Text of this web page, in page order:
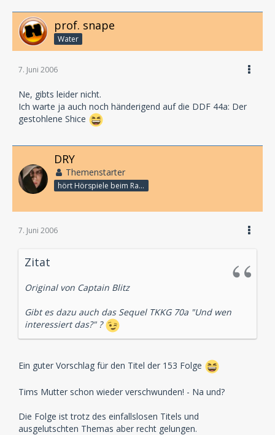
prof. snape
Water
7. Juni 2006
Ne, gibts leider nicht.
Ich warte ja auch noch händerigend auf die DDF 44a: Der
gestohlene Shice
DRY
Themenstarter
hört Hörspiele beim Rasenmähen
7. Juni 2006
Zitat
Original von Captain Blitz
Gibt es dazu auch das Sequel TKKG 70a "Und wen
interessiert das?" ?
Ein guter Vorschlag für den Titel der 153 Folge
Tims Mutter schon wieder verschwunden! - Na und?
Die Folge ist trotz des einfallslosen Titels und
ausgelutschten Themas aber recht gelungen.